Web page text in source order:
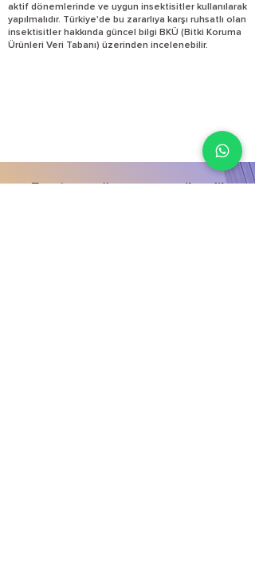
aktif dönemlerinde ve uygun insektisitler kullanılarak
yapılmalıdır. Türkiye'de bu zararlıya karşı ruhsatlı olan
insektisitler hakkında güncel bilgi BKÜ (Bitki Koruma
Ürünleri Veri Tabanı) üzerinden incelenebilir.
E-satış mağazamız yenilendi!